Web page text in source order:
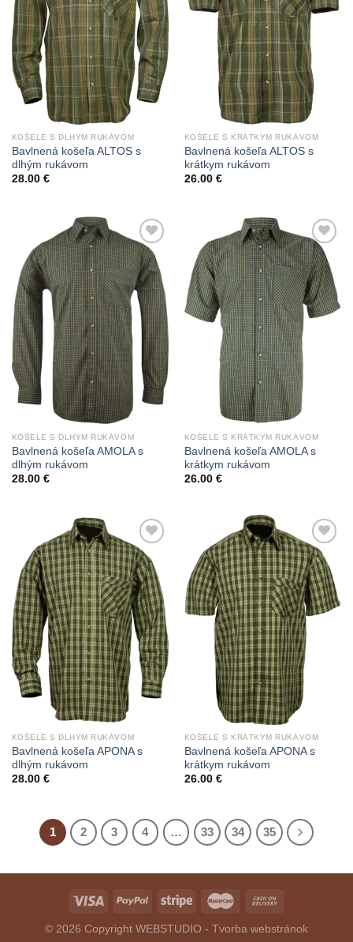
KOŠELE S DLHÝM RUKÁVOM
Bavlnená košeľa ALTOS s
dlhým rukávom
28.00 €
KOŠELE S KRÁTKYM RUKÁVOM
Bavlnená košeľa ALTOS s
krátkym rukávom
26.00 €
Add to
Wishlist
KOŠELE S DLHÝM RUKÁVOM
Bavlnená košeľa AMOLA s
dlhým rukávom
28.00 €
Add to
Wishlist
KOŠELE S KRÁTKYM RUKÁVOM
Bavlnená košeľa AMOLA s
krátkym rukávom
26.00 €
Add to
Wishlist
KOŠELE S DLHÝM RUKÁVOM
Bavlnená košeľa APONA s
dlhým rukávom
28.00 €
Add to
Wishlist
KOŠELE S KRÁTKYM RUKÁVOM
Bavlnená košeľa APONA s
krátkym rukávom
26.00 €
1 2 3 4 … 33 34 35
© 2026 Copyright WEBSTUDIO - Tvorba webstránok